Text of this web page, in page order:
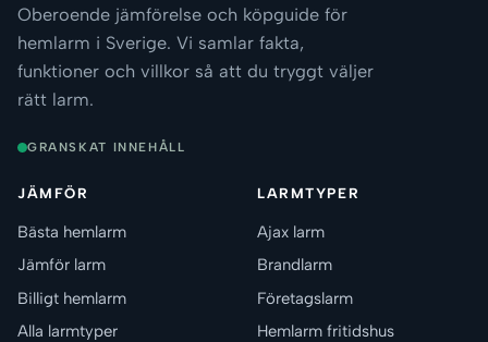
Oberoende jämförelse och köpguide för
hemlarm i Sverige. Vi samlar fakta,
funktioner och villkor så att du tryggt väljer
rätt larm.
GRANSKAT INNEHÅLL
JÄMFÖR
Bästa hemlarm
Jämför larm
Billigt hemlarm
Alla larmtyper
LARMTYPER
Ajax larm
Brandlarm
Företagslarm
Hemlarm fritidshus